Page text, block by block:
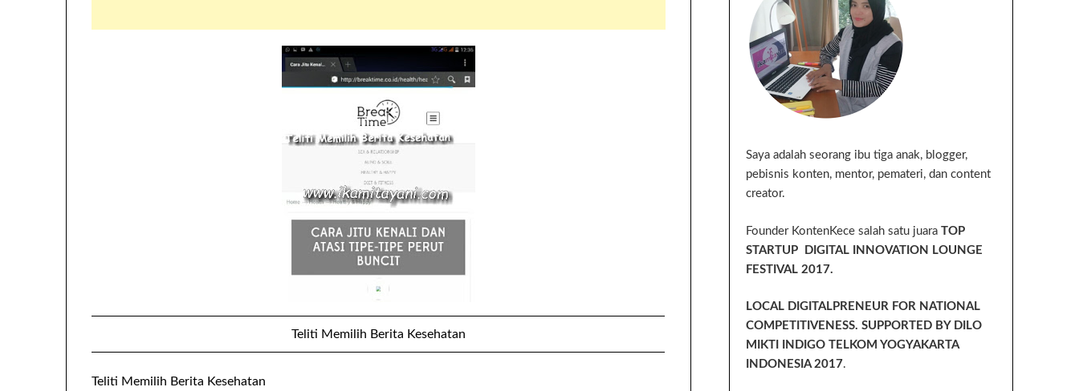
Teliti Memilih Berita Kesehatan
Teliti Memilih Berita Kesehatan
Saya adalah seorang ibu tiga anak, blogger,
pebisnis konten, mentor, pemateri, dan content
creator.
Founder KontenKece salah satu juara TOP
STARTUP DIGITAL INNOVATION LOUNGE
FESTIVAL 2017.
LOCAL DIGITALPRENEUR FOR NATIONAL
COMPETITIVENESS. SUPPORTED BY DILO
MIKTI INDIGO TELKOM YOGYAKARTA
INDONESIA 2017.